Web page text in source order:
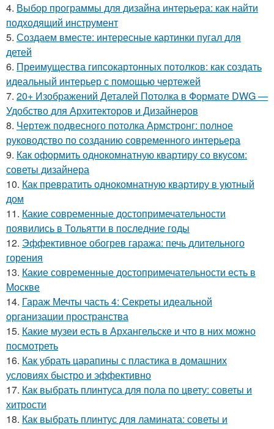
4. Выбор программы для дизайна интерьера: как найти
подходящий инструмент
5. Создаем вместе: интересные картинки пугал для
детей
6. Преимущества гипсокартонных потолков: как создать
идеальный интерьер с помощью чертежей
7. 20+ Изображений Деталей Потолка в Формате DWG —
Удобство для Архитекторов и Дизайнеров
8. Чертеж подвесного потолка Армстронг: полное
руководство по созданию современного интерьера
9. Как оформить однокомнатную квартиру со вкусом:
советы дизайнера
10. Как превратить однокомнатную квартиру в уютный
дом
11. Какие современные достопримечательности
появились в Тольятти в последние годы
12. Эффективное обогрев гаража: печь длительного
горения
13. Какие современные достопримечательности есть в
Москве
14. Гараж Мечты часть 4: Секреты идеальной
организации пространства
15. Какие музеи есть в Архангельске и что в них можно
посмотреть
16. Как убрать царапины с пластика в домашних
условиях быстро и эффективно
17. Как выбрать плинтуса для пола по цвету: советы и
хитрости
18. Как выбрать плинтус для ламината: советы и